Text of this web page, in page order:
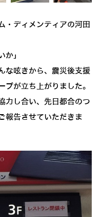
・ディメンティアの河田
か」
な呟きから、震災後支援
が立ち上がりました。
力し合い、先日都合のつ
報告させていただきま